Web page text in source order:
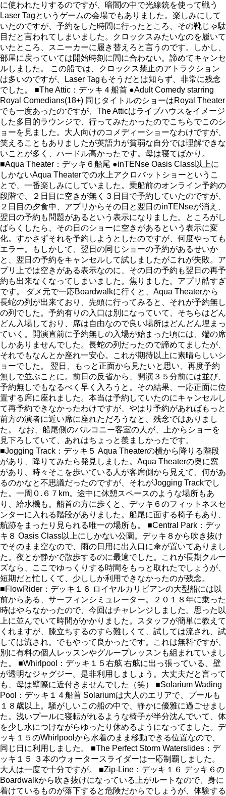
に使われたりするのですが、暗闇の中で光線銃を使って戦う
Laser Tagというゲームの会場でもありました。楽しみにして
いたのですが、予約をした時間に行ったところ、その靴じゃ駄
目だと言われてしまいました。クロックスみたいなのを履いて
いたところ、スニーカーに履き替えろと言うのです。しかし、
部屋に戻っていては開始時刻に間に合わない。諦めてキャンセ
ルしました。 この船では、クロックス禁止のアトラクション
は多いのですが、Laser Tagもそうだとは知らず、非常に残念
でした。 ■The Attic：デッキ４船首 ●Adult Comedy starring
Royal Comedians(18+) 同じタイトルのショーはRoyal Theater
でも一度あったのですが、The Atticはライブハウスをイメージ
した多目的ラウンジで、行ってみたかったのでこちらでこのシ
ョーを見ました。大人向けのコメディーショーなわけですが、
笑えることもありましたが英語力が貧弱な自分では理解できな
いことが多く、ハードル高かったです。母は寝てばかり。
■Aqua Theater：デッキ６船尾 ●inTENse Oasis Class以上に
しかないAqua Theaterでの水上アクロバットショーというこ
とで、一番楽しみにしていました。乗船前のオンライン予約の
段階で、２日目に空きが無く３日目で予約していたのですが、
２日目の夕食中、アプリからその日と翌日のinTENseが消え、
翌日の予約も問題があるという表示になりました。ところがし
ばらくしたら、その日のショーに空きがあるという表示に変
化。すかさずそれを予約しようとしたのですが、何度やっても
エラー。もしかして、翌日の同じショーの予約があるせいか
と、翌日の予約をキャンセルして試しましたがこれが失敗。ア
プリ上では空きがある表示なのに、その日の予約も翌日の再予
約も出来なくなってしまいました。焦りました。アプリ酷すぎ
です。 ダメ元で一応Boardwalkに行くと、Aqua Theaterから
長蛇の列が出来ており、先頭に行ってみると、それが予約無し
の列でした。予約有りの入口は別になっていて、そちらはどん
どん入場しており、席は自由なので良い場所はどんどん埋まっ
ていく。開演直前に予約無しの入場が始まった頃には、端の席
しかありませんでした。長蛇の列だったので諦めてましたが、
それでもなんとか座れ一安心。これが期待以上に素晴らしいシ
ョーでした。 翌日、もっと正面から見たいと思い、再度予約
無しで並ぶことに。前日の反省から、開演３５分前には並び、
予約無しでもなるべく早く入ろうと。その結果、一応正面に位
置する席に座れました。本当は予約していたのにキャンセルし
て再予約できなかったわけですが、やはり予約があればもっと
前方の演者に近い席に座れただろうなと、残念ではありまし
た。 なお、船尾側のバルコニー客室の人が、上からショーを
見下ろしていて、あれはちょっと羨ましかったです。
■Jogging Track：デッキ５ Aqua Theaterの横から降りる階段
があり、降りてみたら発見しました。Aqua Theaterの奥に窓
があり、時々そこを歩いている人が客席側から見えて、何があ
るのかなと不思議だったのですが、それがJogging Trackでし
た。一周０.６７km。途中に休憩スペースのような場所もあ
り、給水機も。船首の方に歩くと、デッキ６のフィットネスセ
ンターに入れる階段がありました。船尾に面する椅子もあり、
航跡をまったり見られる唯一の場所も。 ■Central Park：デッ
キ８ Oasis Class以上にしかない公園。デッキ８から吹き抜け
でそのまま空なので、雨の日用に出入口に傘が置いてありまし
た。夜とか静かで散歩するのに最適でした。これが長期クルー
ズなら、ここでゆっくりする時間をもっと取れたでしょうが、
短期だと忙しくて、少ししか利用できなかったのが残念。
■FlowRider：デッキ１６ ロイヤルカリビアンの大型船には以
前からある、サーフィンシミュレーター。２０１８年に乗った
時はやらなかったので、今回はチャレンジしました。思った以
上に並んでいて時間がかかりました。スタッフが簡単に教えて
くれますが、膝立ちするのすら難しくて、試しては流され、試
しては流され。でもやって良かったです。これは無料ですが、
別に有料の個人レッスンやグループレッスンも組まれていまし
た。 ■Whirlpool：デッキ１５右舷 右舷に出っ張っている、壁
が透明なジャグジー。是非利用しましょう。大丈夫だと言って
も、母は壁際に近付きませんでした（笑） ■Solarium Wading
Pool：デッキ１４船首 Solariumは大人のエリアで、プールも
１８歳以上。騒がしいこの船の中で、静かに優雅に過ごせまし
た。浅いプールに寝転がれるような椅子が半分沈んでいて、体
を少し水につけながらゆったり休めるようになってました。デ
ッキ１５のWhirlpoolから水着のまま移動できる位置なので、
同じ日に利用しました。 ■The Perfect Storm Waterslides：デ
ッキ１５ ３本のウォータースライダーは一応制覇しました。
大人は一度で十分ですが。 ■Zip-Line：デッキ１６ デッキ６の
Boardwalkから吹き抜けになっている上がルートなので、身に
着けているものが落下すると危険だからでしょうが、体験する